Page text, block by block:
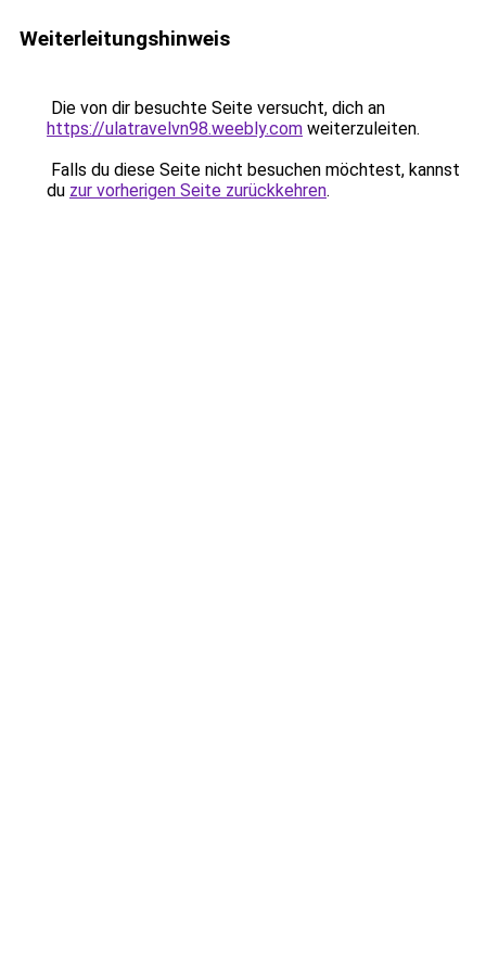
Weiterleitungshinweis
Die von dir besuchte Seite versucht, dich an
https://ulatravelvn98.weebly.com weiterzuleiten.
Falls du diese Seite nicht besuchen möchtest, kannst
du zur vorherigen Seite zurückkehren.